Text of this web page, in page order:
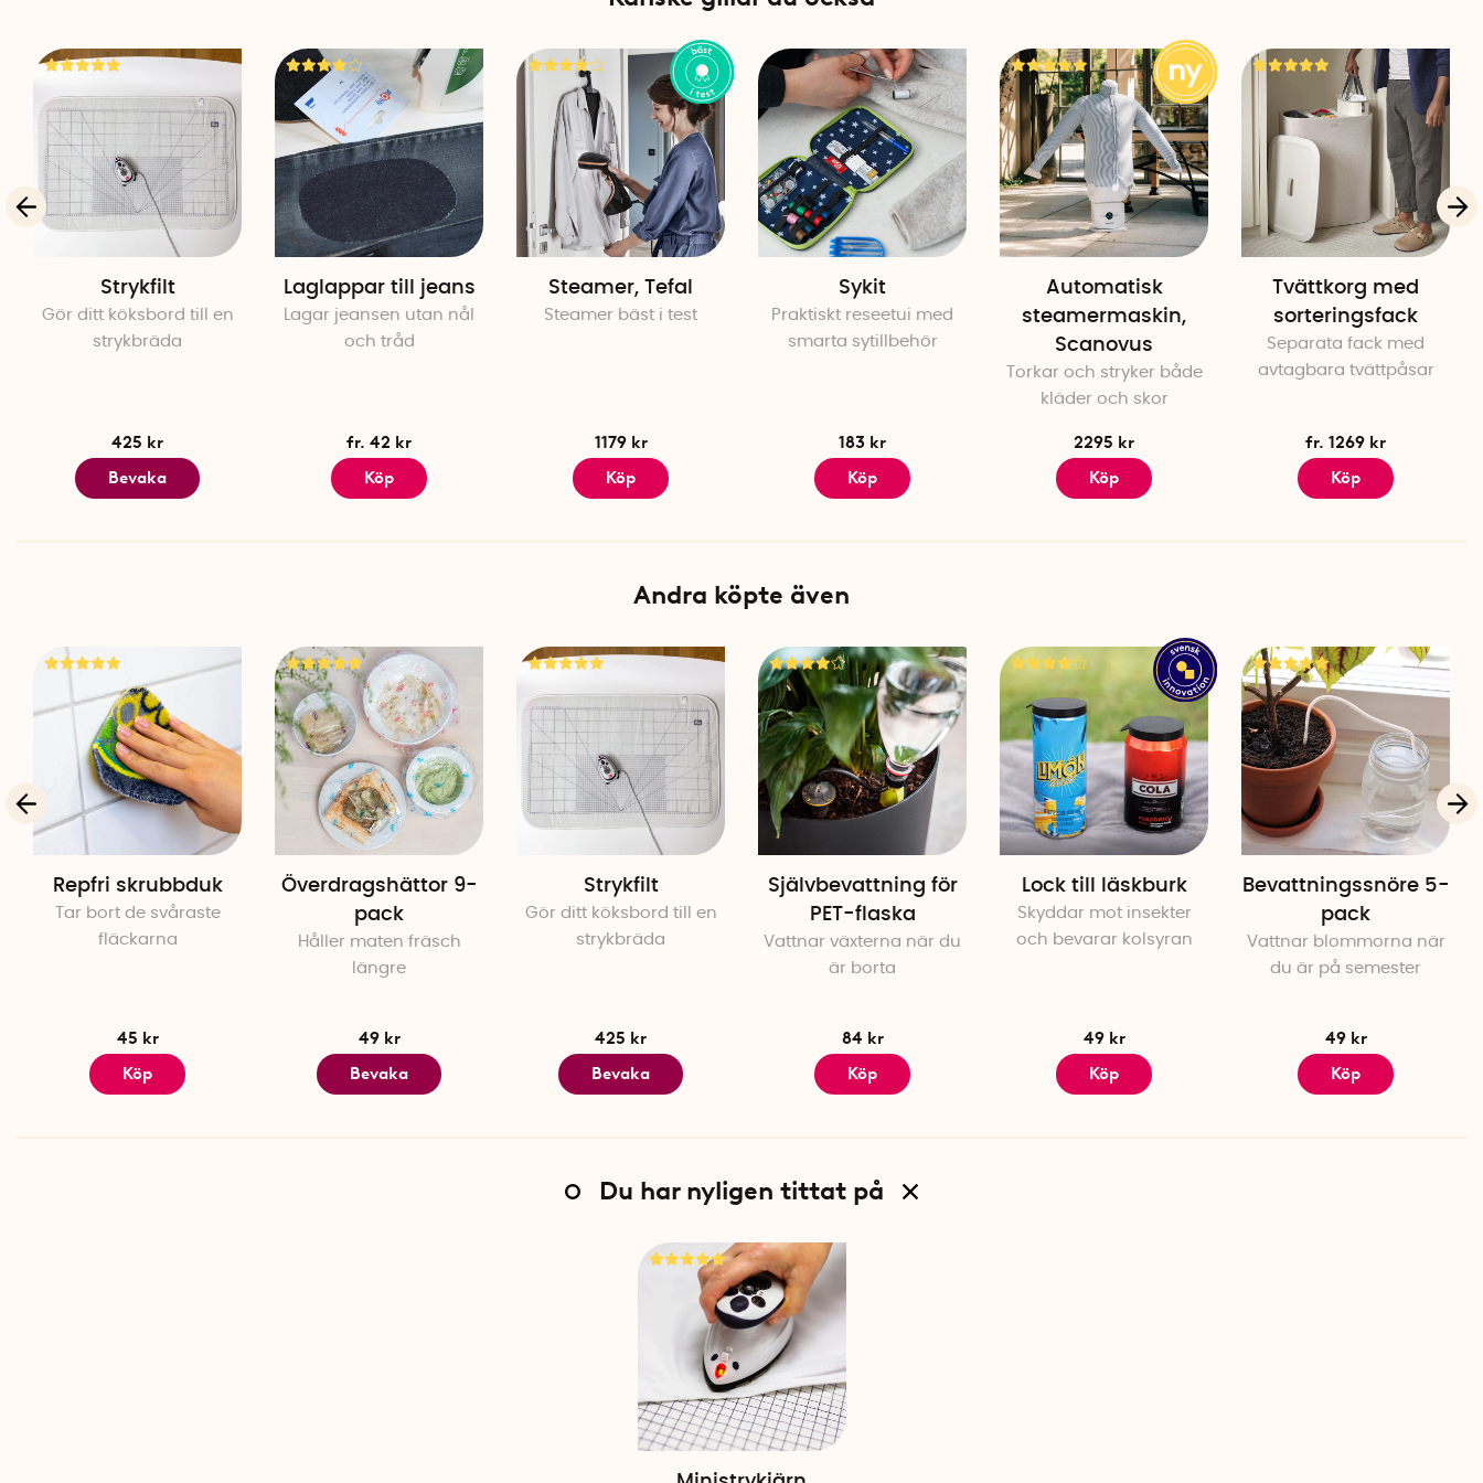
Strykfilt
Gör ditt köksbord till en
strykbräda
425 kr
Bevaka
Laglappar till jeans
Lagar jeansen utan nål
och tråd
fr. 42 kr
Köp
Steamer, Tefal
Steamer bäst i test
1179 kr
Köp
Sykit
Praktiskt reseetui med
smarta sytillbehör
183 kr
Köp
Automatisk
steamermaskin,
Scanovus
Torkar och stryker både
kläder och skor
2295 kr
Köp
Tvättkorg med
sorteringsfack
Separata fack med
avtagbara tvättpåsar
fr. 1269 kr
Köp
Andra köpte även
Repfri skrubbduk
Tar bort de svåraste
fläckarna
45 kr
Köp
Överdragshättor 9-
pack
Håller maten fräsch
längre
49 kr
Bevaka
Strykfilt
Gör ditt köksbord till en
strykbräda
425 kr
Bevaka
Självbevattning för
PET-flaska
Vattnar växterna när du
är borta
84 kr
Köp
Lock till läskburk
Skyddar mot insekter
och bevarar kolsyran
49 kr
Köp
Bevattningssnöre 5-
pack
Vattnar blommorna när
du är på semester
49 kr
Köp
Du har nyligen tittat på